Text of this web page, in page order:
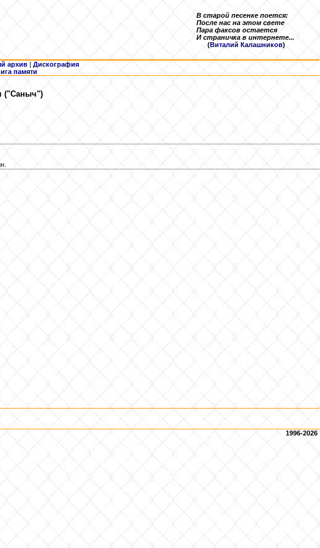
В старой песенке поется:
После нас на этом свете
Пара факсов остается
И страничка в интернете...
(Виталий Калашников)
архив | Дискография
памяти
("Саныч")
1996-2026